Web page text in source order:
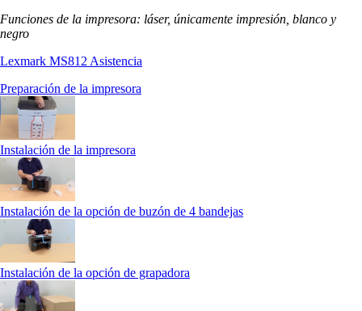
Funciones de la impresora: láser, únicamente impresión, blanco y
negro
Lexmark MS812 Asistencia
Preparación de la impresora
Instalación de la impresora
Instalación de la opción de buzón de 4 bandejas
Instalación de la opción de grapadora